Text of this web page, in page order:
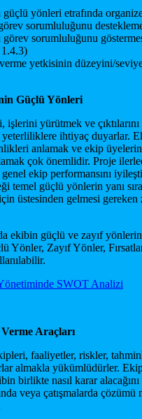
yönleri etrafında
sorumluluğunu
sorumluluğunu
yetkisinin düzeyini/
Güçlü Yönleri
işlerini yürütmek ve
yeterliliklere ihtiyaç duyarlar.
anlamak ve ekip
çok önemlidir. Proje
ekip performansını
temel güçlü yönlerin yanı
üstesinden gelmesi
ekibin güçlü ve zayıf
Yönler, Zayıf Yönler,
SWOT Analizi
Araçları
faaliyetler, riskler,
almakla yükümlüdürler.
birlikte nasıl karar
veya çatışmalarda çözümü